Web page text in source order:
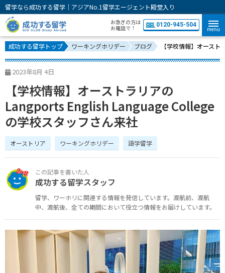
留学なら成功する留学｜アジアNo.1留学エージェント殿堂入り
お急ぎの方は
お電話で！
0120-945-504
menu
成功する留学トップ ワーキングホリデー ブログ 【学校情報】オース
2023年8月 4日
【学校情報】オーストラリアの
Langports English Language College
の学校スタッフさん来社
オーストリア ワーキングホリデー 語学留学
成功する留学スタッフ
留学、ワーホリに関連する情報を発信しています。 渡航前、渡航
中、渡航後、全ての期間において役立つ情報をお届けしています。